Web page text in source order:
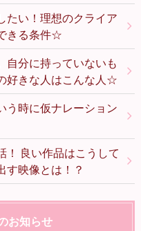
たい！理想のクライア
きる条件☆
自分に持っていないも
好きな人はこんな人☆
う時に仮ナレーション
！ 良い作品はこうして
映像とは！？
お知らせ